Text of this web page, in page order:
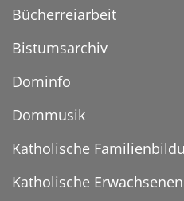
Bücherreiarbeit
Bistumsarchiv
Dominfo
Dommusik
Katholische
Katholische